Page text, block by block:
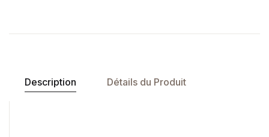
Description Détails du Produit